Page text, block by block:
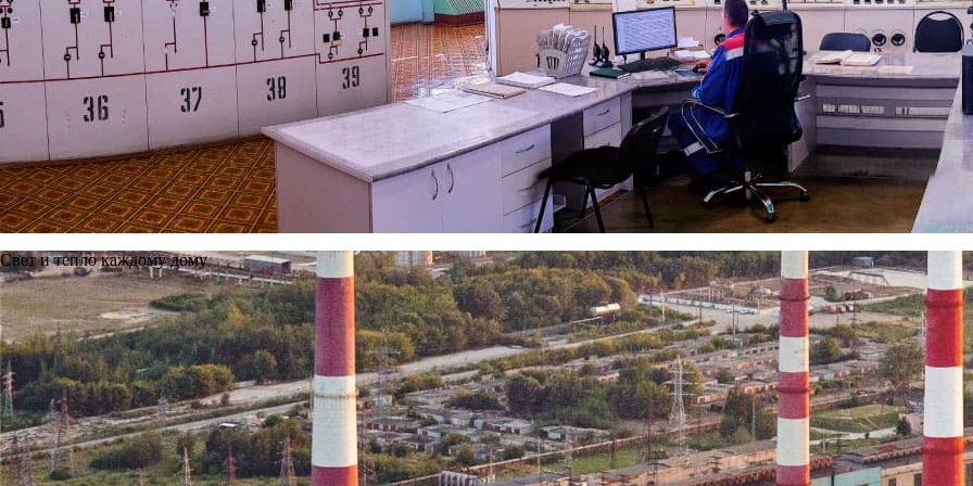
Свет и тепло каждому дому
Телефон приемной
+7 (4912) 24-13-61
+7 (4912) 24-13-62
Copyright © 2011—2026, Ново-Рязанская ТЭЦ.
Рязанский филиал.
Все права защищены.
Политика защиты и обработки персональных данных
Карта сайта